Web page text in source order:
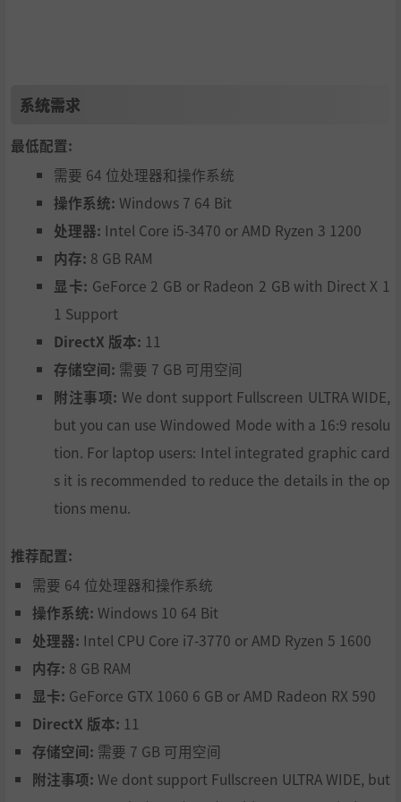
单个角色现在可以携带最多24种技能进入战斗。在战斗中途
改变战术，立即获得对战丧尸和敌对幸存者的优势。部署好
前排战斗人员，以保护远程战斗的友军免受攻击，同时还有
炮台、猎犬和老虎以及一系列新武器。
造访其他阵营的前哨站可进行交易或执行任务，以此提升与
其的关系。当某阵营声望达到一定程度后，即可解锁更好的
装备或推动剧情发展。负面声望则可能导致敌对甚至悬赏。
制作或建造任务，同时可以建造和升级工作站，以提高防御
力和生活质量，并解锁改良型物品制作和更高的资源产量。
新的开放游戏世界可自由探索世界地图，其中包含80多个生
动描绘的详细地点。除了自然风光，《尸变纪元2》还将拥
有新的室内场所，例如医院、地堡、学校、购物中心和军备
品商店等。
您在游戏中做出的决定可能会对三个幸存者阵营以及可发生
浪漫关系的角色产生重大影响，并使您更接近游戏的六个结
局之一！
与前作一样，《尸变纪元2》在地图上将显示随机事件且会
导致各种后果，但是这些事件这次将以3D形式完整描绘。生
存角色扮演游戏是十分危险的。三个难度等级与永久死亡意
味着您可能会随时失去友军。如果您的主要角色不幸身亡，
系统需求
最低配置:
需要 64 位处理器和操作系统
操作系统: Windows 7 64 Bit
处理器: Intel Core i5-3470 or AMD Ryzen 3 1200
内存: 8 GB RAM
显卡: GeForce 2 GB or Radeon 2 GB with Direct X 1
1 Support
DirectX 版本: 11
存储空间: 需要 7 GB 可用空间
附注事项: We dont support Fullscreen ULTRA WIDE,
but you can use Windowed Mode with a 16:9 resolu
tion. For laptop users: Intel integrated graphic card
s it is recommended to reduce the details in the op
tions menu.
推荐配置:
需要 64 位处理器和操作系统
操作系统: Windows 10 64 Bit
处理器: Intel CPU Core i7-3770 or AMD Ryzen 5 1600
内存: 8 GB RAM
显卡: GeForce GTX 1060 6 GB or AMD Radeon RX 590
DirectX 版本: 11
存储空间: 需要 7 GB 可用空间
附注事项: We dont support Fullscreen ULTRA WIDE, but